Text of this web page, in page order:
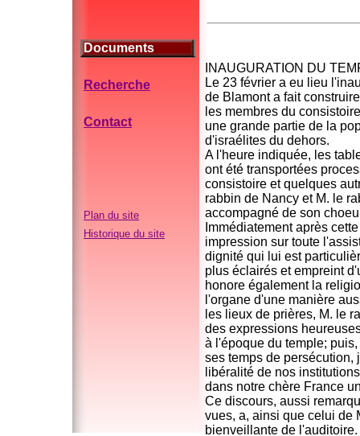
Documents
Recherche
Contact
Plan du site
Historique du site
INAUGURATION DU
Le 23 février a eu lieu
de Blamont a fait
les membres du
une grande partie de la
d'israélites du dehors.
A l'heure indiquée, les
ont été transportées
consistoire et quelques
rabbin de Nancy et M. le
accompagné de son
Immédiatement après
impression sur toute
dignité qui lui est
plus éclairés et empreint
honore également la
l'organe d'une manière
les lieux de prières, M. le
des expressions
à l'époque du temple;
ses temps de persécution,
libéralité de nos
dans notre chère France
Ce discours, aussi
vues, a, ainsi que celui de
bienveillante de l'auditoire.